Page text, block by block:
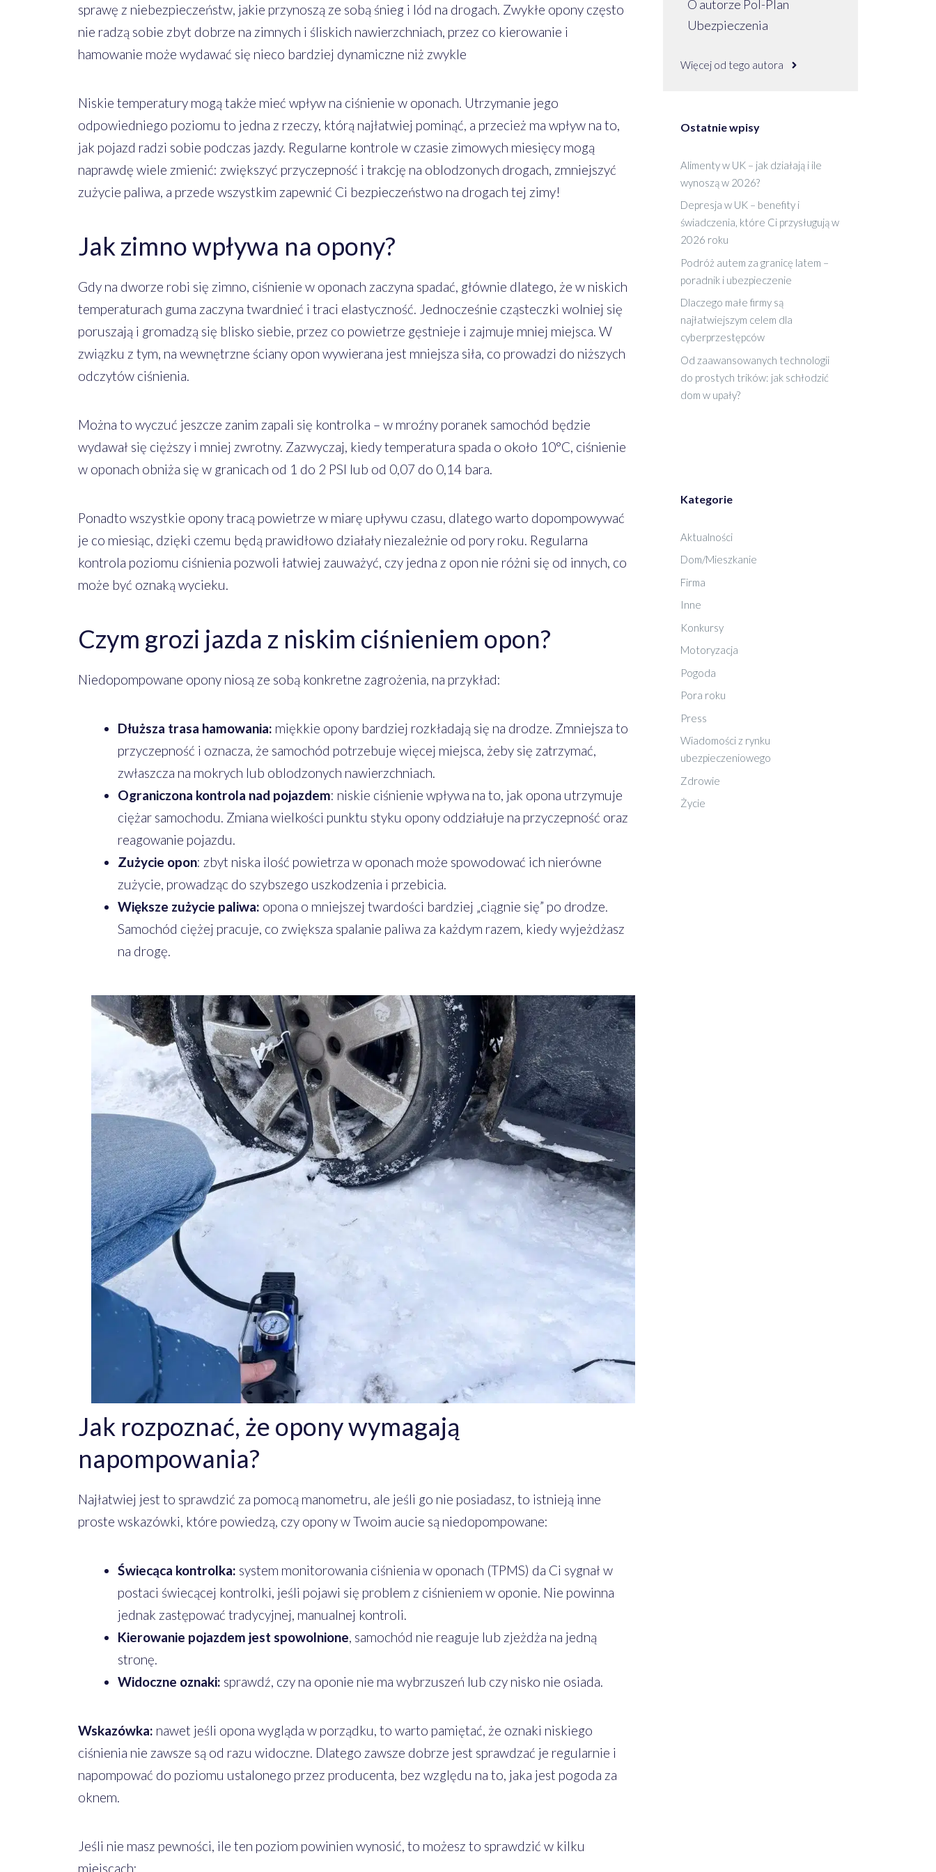
sprawę z niebezpieczeństw, jakie przynoszą ze sobą śnieg i lód na drogach. Zwykłe opony często
nie radzą sobie zbyt dobrze na zimnych i śliskich nawierzchniach, przez co kierowanie i
hamowanie może wydawać się nieco bardziej dynamiczne niż zwykle
Niskie temperatury mogą także mieć wpływ na ciśnienie w oponach. Utrzymanie jego
odpowiedniego poziomu to jedna z rzeczy, którą najłatwiej pominąć, a przecież ma wpływ na to,
jak pojazd radzi sobie podczas jazdy. Regularne kontrole w czasie zimowych miesięcy mogą
naprawdę wiele zmienić: zwiększyć przyczepność i trakcję na oblodzonych drogach, zmniejszyć
zużycie paliwa, a przede wszystkim zapewnić Ci bezpieczeństwo na drogach tej zimy!
Jak zimno wpływa na opony?
Gdy na dworze robi się zimno, ciśnienie w oponach zaczyna spadać, głównie dlatego, że w niskich
temperaturach guma zaczyna twardnieć i traci elastyczność. Jednocześnie cząsteczki wolniej się
poruszają i gromadzą się blisko siebie, przez co powietrze gęstnieje i zajmuje mniej miejsca. W
związku z tym, na wewnętrzne ściany opon wywierana jest mniejsza siła, co prowadzi do niższych
odczytów ciśnienia.
Można to wyczuć jeszcze zanim zapali się kontrolka – w mroźny poranek samochód będzie
wydawał się cięższy i mniej zwrotny. Zazwyczaj, kiedy temperatura spada o około 10°C, ciśnienie
w oponach obniża się w granicach od 1 do 2 PSI lub od 0,07 do 0,14 bara.
Ponadto wszystkie opony tracą powietrze w miarę upływu czasu, dlatego warto dopompowywać
je co miesiąc, dzięki czemu będą prawidłowo działały niezależnie od pory roku. Regularna
kontrola poziomu ciśnienia pozwoli łatwiej zauważyć, czy jedna z opon nie różni się od innych, co
może być oznaką wycieku.
Czym grozi jazda z niskim ciśnieniem opon?
Niedopompowane opony niosą ze sobą konkretne zagrożenia, na przykład:
Dłuższa trasa hamowania: miękkie opony bardziej rozkładają się na drodze. Zmniejsza to
przyczepność i oznacza, że samochód potrzebuje więcej miejsca, żeby się zatrzymać,
zwłaszcza na mokrych lub oblodzonych nawierzchniach.
Ograniczona kontrola nad pojazdem: niskie ciśnienie wpływa na to, jak opona utrzymuje
ciężar samochodu. Zmiana wielkości punktu styku opony oddziałuje na przyczepność oraz
reagowanie pojazdu.
Zużycie opon: zbyt niska ilość powietrza w oponach może spowodować ich nierówne
zużycie, prowadząc do szybszego uszkodzenia i przebicia.
Większe zużycie paliwa: opona o mniejszej twardości bardziej „ciągnie się” po drodze.
Samochód ciężej pracuje, co zwiększa spalanie paliwa za każdym razem, kiedy wyjeżdżasz
na drogę.
Jak rozpoznać, że opony wymagają
napompowania?
Najłatwiej jest to sprawdzić za pomocą manometru, ale jeśli go nie posiadasz, to istnieją inne
proste wskazówki, które powiedzą, czy opony w Twoim aucie są niedopompowane:
Świecąca kontrolka: system monitorowania ciśnienia w oponach (TPMS) da Ci sygnał w
postaci świecącej kontrolki, jeśli pojawi się problem z ciśnieniem w oponie. Nie powinna
jednak zastępować tradycyjnej, manualnej kontroli.
Kierowanie pojazdem jest spowolnione, samochód nie reaguje lub zjeżdża na jedną
stronę.
Widoczne oznaki: sprawdź, czy na oponie nie ma wybrzuszeń lub czy nisko nie osiada.
Wskazówka: nawet jeśli opona wygląda w porządku, to warto pamiętać, że oznaki niskiego
ciśnienia nie zawsze są od razu widoczne. Dlatego zawsze dobrze jest sprawdzać je regularnie i
napompować do poziomu ustalonego przez producenta, bez względu na to, jaka jest pogoda za
oknem.
Jeśli nie masz pewności, ile ten poziom powinien wynosić, to możesz to sprawdzić w kilku
miejscach:
O autorze Pol-Plan
Ubezpieczenia
Więcej od tego autora
Ostatnie wpisy
Alimenty w UK – jak działają i ile
wynoszą w 2026?
Depresja w UK – benefity i
świadczenia, które Ci przysługują w
2026 roku
Podróż autem za granicę latem –
poradnik i ubezpieczenie
Dlaczego małe firmy są
najłatwiejszym celem dla
cyberprzestępców
Od zaawansowanych technologii
do prostych trików: jak schłodzić
dom w upały?
Kategorie
Aktualności
Dom/Mieszkanie
Firma
Inne
Konkursy
Motoryzacja
Pogoda
Pora roku
Press
Wiadomości z rynku
ubezpieczeniowego
Zdrowie
Życie